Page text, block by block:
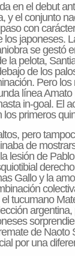
en el debut
y el conjunto
con
los japoneses.
se gestó
la pelota,
de los
Pero
línea
in-goal. El
los primeros
pero
de
lesión de
Gallo y la
tucumano
de
por una